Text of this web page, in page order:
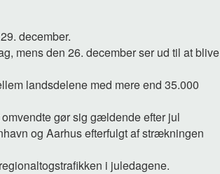
december.
mens den 26. december ser ud til at blive
landsdelene med mere end 35.000
gør sig gældende efter jul
og Aarhus efterfulgt af strækningen
regionaltogstrafikken i juledagene.